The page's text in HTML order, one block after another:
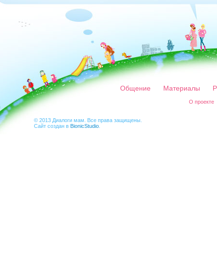
Общение Материалы
О проекте
© 2013 Диалоги мам. Все права защищены.
Сайт создан в BionicStudio